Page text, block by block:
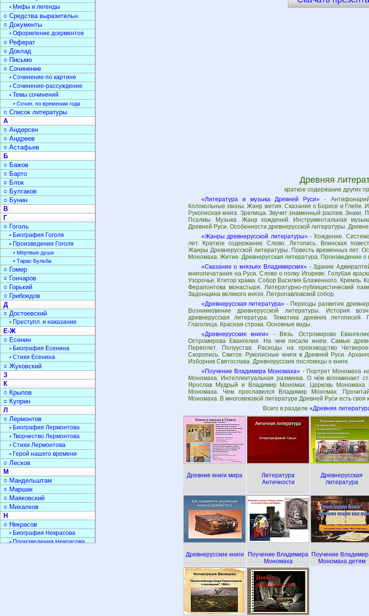
Древняя
краткое содержание других
«Литература и музыка Древней Руси» -
Колокольные звоны. Жанр жития. Сказание о Борисе и Глебе.
Рукописная книга. Зрелища. Звучит знаменный распев. Знаки.
Псалмы. Музыка. Жанр хождений. Инструментальная
Древней Руси. Особенности древнерусской литературы.
«Жанры древнерусской литературы»- Хождение.
лет. Краткое содержание. Слово. Летопись. Воинская
Жанры Древнерусской литературы. Повесть временных лет.
Мономаха. Житие. Древнерусская литература. Произведение о
«Сказание о князьях Владимирских»- Здание
книгопечатания на Руси. Слово о полку Игореве. Голубая
Узорочье. Ктитор храма. Собор Василия Блаженного. Кремль.
Ферапонтова монастыря. Литературно-публицистический
Задонщина великого князя. Петропавловский собор.
«Древнерусская литература» - Периоды развития
Возникновение древнерусской литературы. История
древнерусская литература. Тематика древних
Глаголица. Красная строка. Основные виды.
«Древнерусские книги» - Вязь. Остромирово
Остромирова Евангелия. На чем писали книги. Самые
Переплет. Полуустав. Расходы на производство
Скоропись. Свиток. Рукописные книги в Древней Руси.
Изборник Святослава. Древнерусские пословицы о книге.
«Поучение Владимира Мономаха» - Портрет Мономаха
Мономаха. Интеллектуальная разминка. О чём вспоминает
Ярослав Мудрый и Владимир Мономах. Церковь Мономаха
Мономаха. Чем прославился Владимир Мономах.
Мономаха. В многовековой литературе Древней Руси есть своя
Всего в разделе «Древняя
Древние книги мира
Литература
Античности
Древнерусская
литература
Древнерусские книги
Поучение Владимира
Мономаха
Поучение
Мономаха детям
▫ Мифы и легенды
○ Средства выразительн.
○ Документы
▫ Оформление документов
○ Реферат
○ Доклад
○ Письмо
○ Сочинение
▫ Сочинение по картине
▫ Сочинение-рассуждение
▫ Темы сочинений
• Сочин. по временам года
○ Список литературы
А
○ Андерсен
○ Андреев
○ Астафьев
Б
○ Бажов
○ Барто
○ Блок
○ Булгаков
○ Бунин
В
Г
○ Гоголь
▫ Биография Гоголя
▫ Произведения Гоголя
• Мёртвые души
• Тарас Бульба
○ Гомер
○ Гончаров
○ Горький
○ Грибоедов
Д
○ Достоевский
▫ Преступл. и наказание
Е-Ж
○ Есенин
▫ Биография Есенина
▫ Стихи Есенина
○ Жуковский
З
К
○ Крылов
○ Куприн
Л
○ Лермонтов
▫ Биография Лермонтова
▫ Творчество Лермонтова
▫ Стихи Лермонтова
▫ Герой нашего времени
○ Лесков
М
○ Мандельштам
○ Маршак
○ Маяковский
○ Михалков
Н
○ Некрасов
▫ Биография Некрасова
▫ Произведения Некрасова